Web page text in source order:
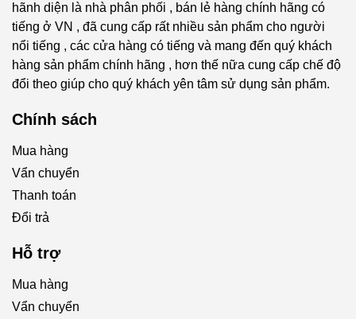
hãnh diện là nhà phân phối , bán lẻ hàng chính hãng có
tiếng ở VN , đã cung cấp rất nhiều sản phẩm cho người
nổi tiếng , các cửa hàng có tiếng và mang đến quý khách
hàng sản phẩm chính hãng , hơn thế nữa cung cấp chế độ
đổi theo giúp cho quý khách yên tâm sử dụng sản phẩm.
Chính sách
Mua hàng
Vẩn chuyển
Thanh toán
Đổi trả
Hỗ trợ
Mua hàng
Vẩn chuyển